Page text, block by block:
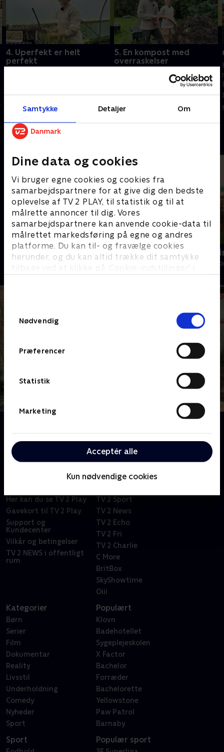
Samtykke Detaljer Om
Dine data og cookies
Vi bruger egne cookies og cookies fra
samarbejdspartnere for at give dig den bedste
oplevelse af TV 2 PLAY, til statistik og til at
målrette annoncer til dig. Vores
samarbejdspartnere kan anvende cookie-data til
målrettet markedsføring på egne og andres
platforme. Du kan til- og fravælge cookies
herunder, og du kan altid trække dit samtykke
tilbage ved at klikke på ’Cookie-indstillinger’ i
Nødvendig
Præferencer
Statistik
Marketing
Acceptér alle
Kun nødvendige cookies
4. Uperfekt er helt
perfekt
familien. Louise
eksperimenterer i haven.
5. En kompost med
overraskelser
Der skal vendes kompost og
drikkes kaffe, når familien Nyby
hemmeligheder, der giver
udfordringer undervejs.
Andre så også
Nyt liv i gamle huse
Livsstil • 1 sæsoner
Vild
Livsstil • 2
Her kan du se TV 2 Play
Gavekort til TV 2 Play
Support og
Kundecenter
Vilkår og betingelser
TV 2 NEWS i offentligt
rum
Kanaler
TV 2 Sport
TV 2 News
TV 2 Echo
TV 2 Fri
TV 2 Charlie
C More
BritBox
SkyShowtime
Oiii
Kategorier
Børn
Serier
Film
Dokumentar
Reality
Livsstil
Underholdning
Comedy
Nyheder
Sport
Populært
Klovn
Badehotellet
Sygeplejeskolen
X Factor
Bachelor
Forræder
Bachelorette
Yellowstone
Paw Patrol
Barnaby
Sport Populær sport